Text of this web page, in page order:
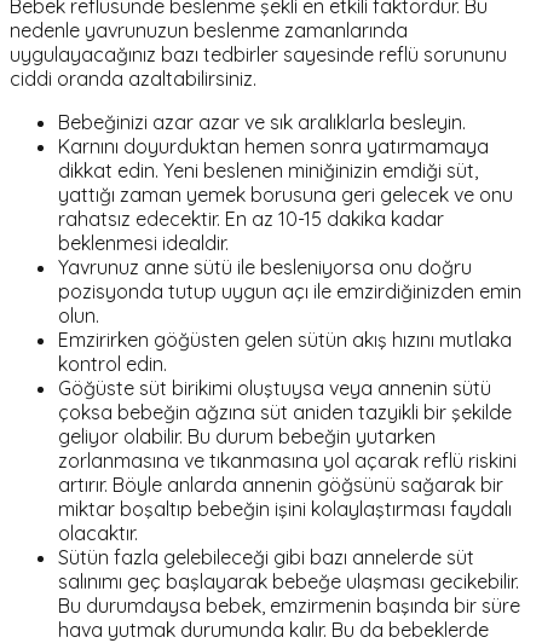
Bebek reflüsünde beslenme şekli en etkili faktördür. Bu
nedenle yavrunuzun beslenme zamanlarında
uygulayacağınız bazı tedbirler sayesinde reflü sorununu
ciddi oranda azaltabilirsiniz.
Bebeğinizi azar azar ve sık aralıklarla besleyin.
Karnını doyurduktan hemen sonra yatırmamaya
dikkat edin. Yeni beslenen miniğinizin emdiği süt,
yattığı zaman yemek borusuna geri gelecek ve onu
rahatsız edecektir. En az 10-15 dakika kadar
beklenmesi idealdir.
Yavrunuz anne sütü ile besleniyorsa onu doğru
pozisyonda tutup uygun açı ile emzirdiğinizden emin
olun.
Emzirirken göğüsten gelen sütün akış hızını mutlaka
kontrol edin.
Göğüste süt birikimi oluştuysa veya annenin sütü
çoksa bebeğin ağzına süt aniden tazyikli bir şekilde
geliyor olabilir. Bu durum bebeğin yutarken
zorlanmasına ve tıkanmasına yol açarak reflü riskini
artırır. Böyle anlarda annenin göğsünü sağarak bir
miktar boşaltıp bebeğin işini kolaylaştırması faydalı
olacaktır.
Sütün fazla gelebileceği gibi bazı annelerde süt
salınımı geç başlayarak bebeğe ulaşması gecikebilir.
Bu durumdaysa bebek, emzirmenin başında bir süre
hava yutmak durumunda kalır. Bu da bebeklerde